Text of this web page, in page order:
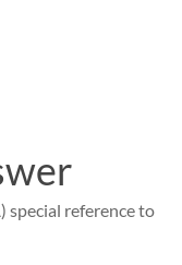
special reference to